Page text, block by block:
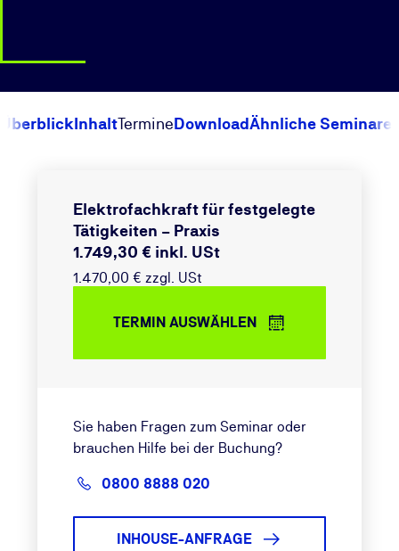
ÜberblickInhaltTermineDownloadÄhnliche Seminare
Elektrofachkraft für festgelegte
Tätigkeiten – Praxis
1.749,30 € inkl. USt
1.470,00 € zzgl. USt
TERMIN AUSWÄHLEN
Sie haben Fragen zum Seminar oder
brauchen Hilfe bei der Buchung?
0800 8888 020
INHOUSE-ANFRAGE